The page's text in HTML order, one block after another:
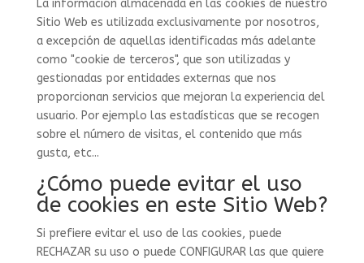
La información almacenada en las cookies de nuestro
Sitio Web es utilizada exclusivamente por nosotros,
a excepción de aquellas identificadas más adelante
como "cookie de terceros", que son utilizadas y
gestionadas por entidades externas que nos
proporcionan servicios que mejoran la experiencia del
usuario. Por ejemplo las estadísticas que se recogen
sobre el número de visitas, el contenido que más
gusta, etc...
¿Cómo puede evitar el uso
de cookies en este Sitio Web?
Si prefiere evitar el uso de las cookies, puede
RECHAZAR su uso o puede CONFIGURAR las que quiere